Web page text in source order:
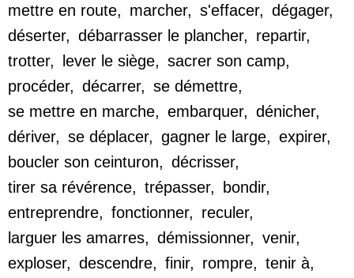
mettre en route, marcher, s'effacer, dégager,
déserter, débarrasser le plancher, repartir,
trotter, lever le siège, sacrer son camp,
procéder, décarrer, se démettre,
se mettre en marche, embarquer, dénicher,
dériver, se déplacer, gagner le large, expirer,
boucler son ceinturon, décrisser,
tirer sa révérence, trépasser, bondir,
entreprendre, fonctionner, reculer,
larguer les amarres, démissionner, venir,
exploser, descendre, finir, rompre, tenir à,